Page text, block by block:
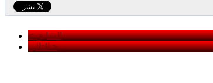
< السابق
التالي >